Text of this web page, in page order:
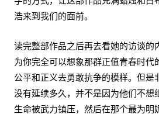
浩来到我们的面前。
读完整部作品之后再去看她的访谈的
为你完全可以想象那群正值青春时代
公平和正义去勇敢抗争的模样。但是
没有延续多久，并不是因为他们不想
生命被武力镇压，然后在那个最为明